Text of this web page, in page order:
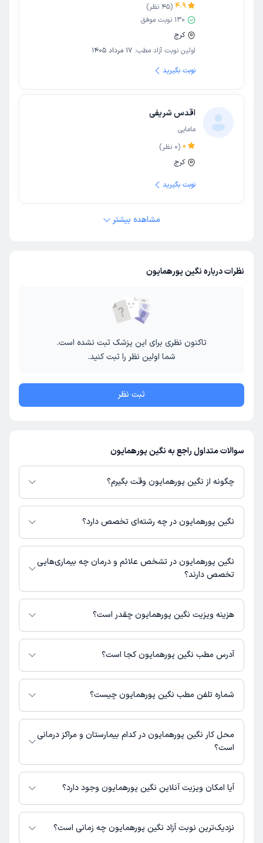
4.9
(
45 نظر)
130 نوبت موفق
کرج
اولین نوبت آزاد مطب: 17 مرداد 1405
نوبت بگیرید
اقدس شریفی
مامایی
0
(
0 نظر)
کرج
نوبت بگیرید
مشاهده بیشتر
نظرات درباره نگین پورهمایون
تاکنون نظری برای این پزشک ثبت نشده است.
شما اولین نظر را ثبت کنید.
ثبت نظر
سوالات متداول راجع به نگین پورهمایون
چگونه از نگین پورهمایون وقت بگیرم؟
در صورتی کهنگین پورهمایوندارای پروفایل فعال و نوبت‌دهی باز در پلتفرم
دکترتو باشند، می‌توانید از طریق این پلتفرم برای دریافت نوبت اقدام کنید. در
مطب، شماره تماس، برنامه حضور در مطب، تصاویر پزشک، ساعات کاری و سایر
اطلاعات مرتبط با خدمات پزشکی و نوبت‌گیری ممکن است در پروفایل ایشان در
دکترتو در دسترس باشد
نگین پورهمایون در چه رشته‌ای تخصص دارد؟
نگین پورهمایون در رشته‌های زیر (پیراپزشکی) تخصص دارند:
مامایی
نگین پورهمایون در تشخص علائم و درمان چه بیماری‌هایی
تخصص دارند؟
نگین پورهمایون در تشخیص علائم و درمان بیماری‌های مرتبط با مامایی فعالیت
می‌کنند.
هزینه ویزیت نگین پورهمایون چقدر است؟
برای اطلاع از هزینه ویزیت نگین پورهمایون، لازم است با مطب تماس بگیرید.
آدرس مطب نگین پورهمایون کجا است؟
اطلاعات مربوط به آدرس مطب نگین پورهمایون در حال حاضر در دسترس نیست.
برای دریافت اطلاعات دقیق‌تر، لطفاً با مطب تماس بگیرید.
شماره تلفن مطب نگین پورهمایون چیست؟
شماره تماس مطب نگین پورهمایون در حال حاضر در این صفحه ثبت نشده
محل کار نگین پورهمایون در کدام بیمارستان و مراکز درمانی
است؟
اطلاعاتی درباره محل فعالیت نگین پورهمایون در مراکز درمانی در دسترس نیست.
آیا امکان ویزیت آنلاین نگین پورهمایون وجود دارد؟
در حال حاضر اطلاعاتی درباره ارائه ویزیت آنلاین توسط نگین پورهمایون در
دسترس نیست. برای دریافت اطلاعات دقیق‌تر، لطفاً با مطب تماس بگیرید.
نزدیک‌ترین نوبت آزاد نگین پورهمایون چه زمانی است؟